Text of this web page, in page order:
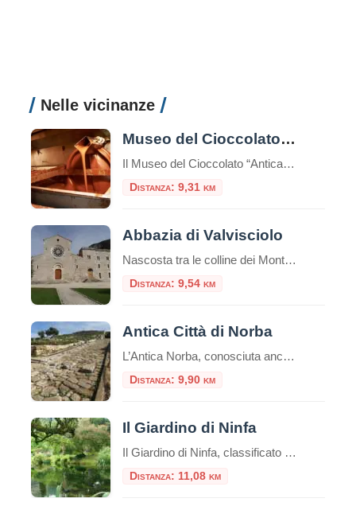
Nelle vicinanze
Museo del Cioccolato di Norma
Il Museo del Cioccolato “Antica Norba” è un museo di Norma, in provincia di Latina.E’ un museo unico nel suo genere che racconta la storia del cibo universalmente considerato più “goloso”. Venne istituito nel 1995 per iniziativa di privati.La storia del Museo del Cioccolato di Norma (LT) inizia nel 1956, quando viene aperta la prima […]
Distanza: 9,31 km
Abbazia di Valvisciolo
Nascosta tra le colline dei Monti Lepini, a pochi chilometri dal borgo medievale di Sermoneta, sorge l’Abbazia di Valvisciolo, un autentico gioiello di architettura cistercense e un luogo di grande fascino spirituale e storico. Fondata nel XII secolo, questa abbazia è un esempio perfetto dello stile sobrio ed essenziale tipico dei monaci cistercensi, che cercavano […]
Distanza: 9,54 km
Antica Città di Norba
L’Antica Norba, conosciuta anche come “Norba Caesarina” o “Nurfa”, è stata un’antica città romana situata nell’odierna regione del Lazio.Fondata durante il IV secolo a.C., Norba occupava una posizione strategica sulle pendici dei Monti Lepini, a breve distanza dall’attuale città di Norma.L’attuale parco archeologico offre la rara possibilità di visitare una città di epoca repubblicana pressoché […]
Distanza: 9,90 km
Il Giardino di Ninfa
Il Giardino di Ninfa, classificato tra i primi 10 giardini più belli del mondo, è uno splendido esempio di poesia e di architettura medievale.Circondato dalla natura, da mura e torri, da chiese, monasteri e villaggi, il giardino di Ninfa copre una superficie di circa 105 ettari. Il giardino si trova ai piedi dei monti Lepini, […]
Distanza: 11,08 km